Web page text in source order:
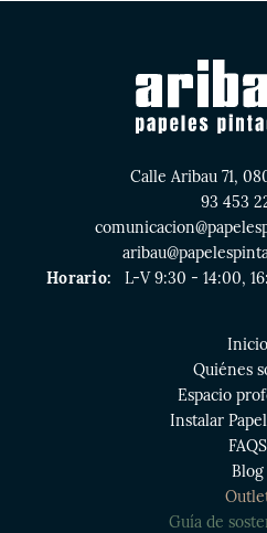
Calle Aribau 71,
93 453
Horario:
L-V 9:30 - 14:00,
Inicio
Quiénes
Espacio
Instalar
FAQS
Blog
Guía de